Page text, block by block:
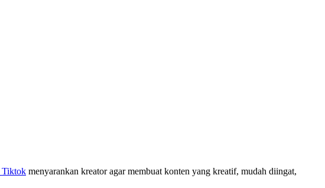
Tiktok menyarankan kreator agar membuat konten yang kreatif, mudah diingat,